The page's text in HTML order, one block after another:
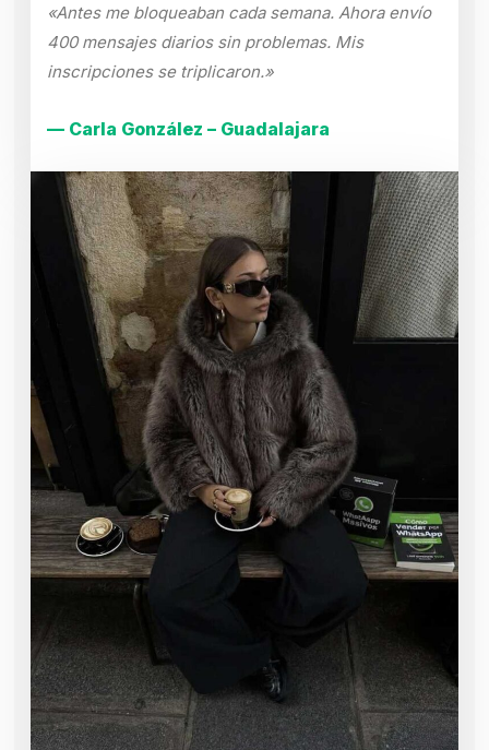
«Antes me bloqueaban cada semana. Ahora envío
400 mensajes diarios sin problemas. Mis
inscripciones se triplicaron.»
— Carla González – Guadalajara